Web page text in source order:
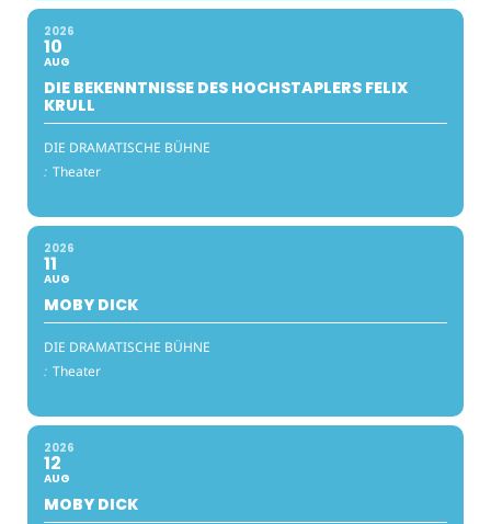
2026
10
AUG
DIE BEKENNTNISSE DES HOCHSTAPLERS FELIX
KRULL
DIE DRAMATISCHE BÜHNE
: Theater
2026
11
AUG
MOBY DICK
DIE DRAMATISCHE BÜHNE
: Theater
2026
12
AUG
MOBY DICK